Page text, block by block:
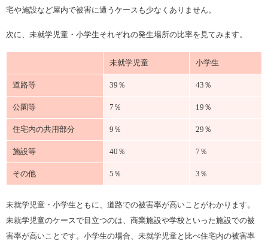
宅や施設など屋内で被害に遭うケースも少なくありません。
次に、未就学児童・小学生それぞれの発生場所の比率を見てみます。
未就学児童 小学生
道路等 39％ 43％
公園等 7％ 19％
住宅内の共用部分 9％ 29％
施設等 40％ 7％
その他 5％ 3％
未就学児童・小学生ともに、道路での被害率が高いことがわかります。
未就学児童のケースで目立つのは、商業施設や学校といった施設での被
害率が高いことです。小学生の場合、未就学児童と比べ住宅内の被害率